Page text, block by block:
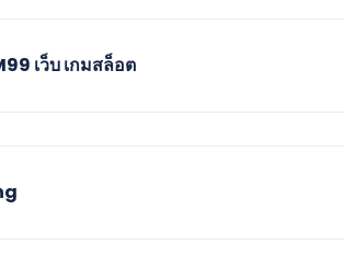
เว็บ เกมสล็อต